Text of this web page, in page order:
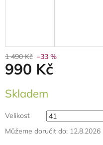
1 490 Kč –33 %
990 Kč
cena:
Skladem
Velikost
Můžeme doručit do: 12.8.2026